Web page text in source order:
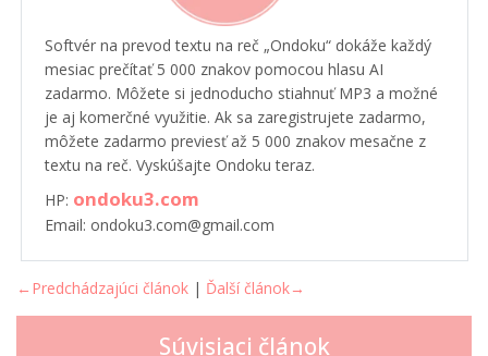
Softvér na prevod textu na reč „Ondoku“ dokáže každý
mesiac prečítať 5 000 znakov pomocou hlasu AI
zadarmo. Môžete si jednoducho stiahnuť MP3 a možné
je aj komerčné využitie. Ak sa zaregistrujete zadarmo,
môžete zadarmo previesť až 5 000 znakov mesačne z
textu na reč. Vyskúšajte Ondoku teraz.
HP: ondoku3.com
Email: ondoku3.com@gmail.com
←Predchádzajúci článok | Ďalší článok→
Súvisiaci článok